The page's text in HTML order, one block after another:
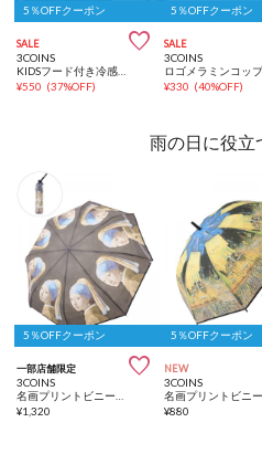
5％OFFクーポン
SALE 
3COINS
¥550 (37%OFF)
5％OFFクーポン
SALE
3COINS
¥330 (40%OFF)
雨の日に役立
5％OFFクーポン
一部店舗限定 
3COINS
¥1,320
5％OFFクーポン
NEW
3COINS
¥880